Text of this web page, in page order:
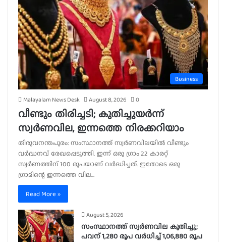
Business
Malayalam News Desk August 8, 2026 0
വീണ്ടും തിരിച്ചടി; കുതിച്ചുയർന്ന്
സ്വർണവില, ഇന്നത്തെ നിരക്കറിയാം
തിരുവനന്തപുരം: സംസ്ഥാനത്ത് സ്വർണവിലയിൽ വീണ്ടും
വർദ്ധനവ് രേഖപ്പെടുത്തി. ഇന്ന് ഒരു ഗ്രാം 22 കാരറ്റ്
സ്വർണത്തിന് 100 രൂപയാണ് വർദ്ധിച്ചത്. ഇതോടെ ഒരു
ഗ്രാമിന്റെ ഇന്നത്തെ വില…
Read More »
August 5, 2026
സംസ്ഥാനത്ത് സ്വർണവില കുതിച്ചു;
പവന് 1,280 രൂപ വർധിച്ച് 1,06,880 രൂപ